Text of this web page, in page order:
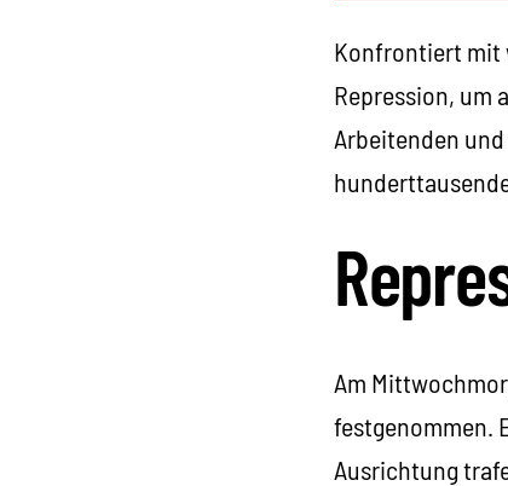
Konfrontiert mit
Repression, um
Arbeitenden
Am
festgenommen.
Ausrichtung